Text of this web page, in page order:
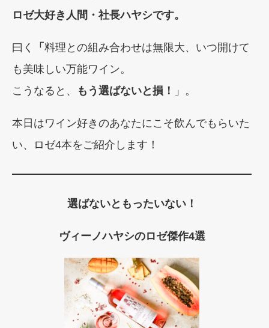
ロゼ大好き人間・社長ハヤシです。
曰く 「 料理との組み合わせは無限大、いつ開けて
も美味しい万能ワイン。
こうなると、
もう選ばないと損！ 」。
本日はワイン好きのあなたにこそ飲んでもらいた
い、ロゼ4本をご紹介します！
選ばないともったいない！
ヴィーノハヤシのロゼ傑作4選